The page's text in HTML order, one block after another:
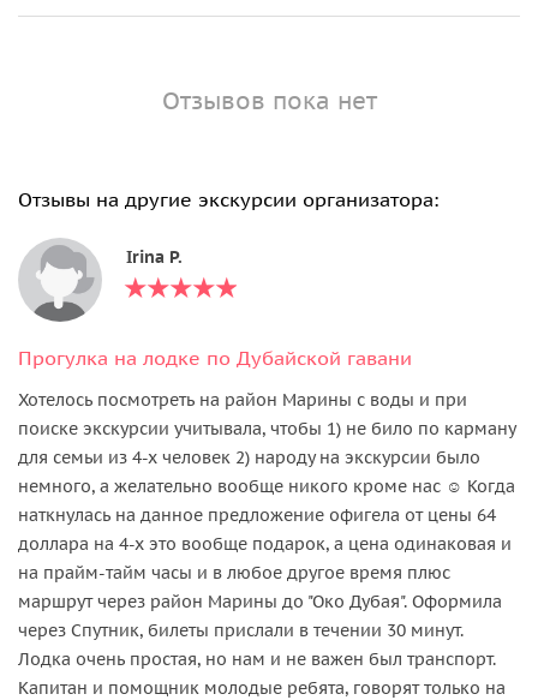
Отзывов пока нет
Отзывы на другие экскурсии организатора:
Irina P.
Прогулка на лодке по Дубайской гавани
Хотелось посмотреть на район Марины с воды и при
поиске экскурсии учитывала, чтобы 1) не било по карману
для семьи из 4-х человек 2) народу на экскурсии было
немного, а желательно вообще никого кроме нас ☺️ Когда
наткнулась на данное предложение офигела от цены 64
доллара на 4-х это вообще подарок, а цена одинаковая и
на прайм-тайм часы и в любое другое время плюс
маршрут через район Марины до "Око Дубая". Оформила
через Спутник, билеты прислали в течении 30 минут.
Лодка очень простая, но нам и не важен был транспорт.
Капитан и помощник молодые ребята, говорят только на